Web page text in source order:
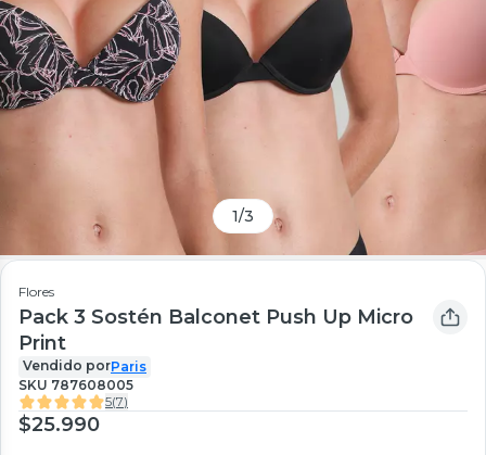
1/3
Flores
Pack 3 Sostén Balconet Push Up Micro
Print
Vendido porParis
SKU 787608005
5(7)
$25.990